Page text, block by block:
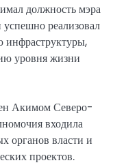
должность мэра
реализовал
инфраструктуры,
уровня жизни
Акимом Северо-
входила
органов власти и
проектов.